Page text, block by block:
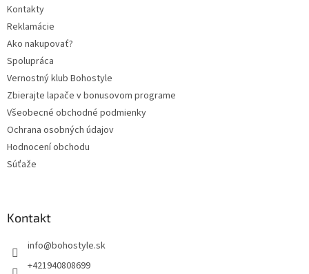
Kontakty
Reklamácie
Ako nakupovať?
Spolupráca
Vernostný klub Bohostyle
Zbierajte lapače v bonusovom programe
Všeobecné obchodné podmienky
Ochrana osobných údajov
Hodnocení obchodu
Súťaže
Kontakt
info@bohostyle.sk
+421940808699